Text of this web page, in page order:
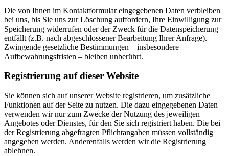
Die von Ihnen im Kontaktformular eingegebenen Daten verbleiben
bei uns, bis Sie uns zur Löschung auffordern, Ihre Einwilligung zur
Speicherung widerrufen oder der Zweck für die Datenspeicherung
entfällt (z.B. nach abgeschlossener Bearbeitung Ihrer Anfrage).
Zwingende gesetzliche Bestimmungen – insbesondere
Aufbewahrungsfristen – bleiben unberührt.
Registrierung auf dieser Website
Sie können sich auf unserer Website registrieren, um zusätzliche
Funktionen auf der Seite zu nutzen. Die dazu eingegebenen Daten
verwenden wir nur zum Zwecke der Nutzung des jeweiligen
Angebotes oder Dienstes, für den Sie sich registriert haben. Die bei
der Registrierung abgefragten Pflichtangaben müssen vollständig
angegeben werden. Anderenfalls werden wir die Registrierung
ablehnen.